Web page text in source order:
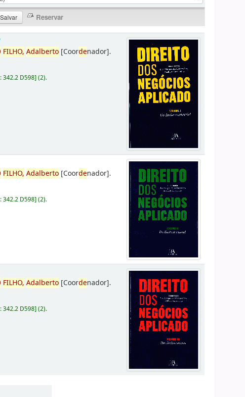
FILHO, Adalberto [Coordenador].
342.2 D598](2).
FILHO, Adalberto [Coordenador].
342.2 D598](2).
FILHO, Adalberto [Coordenador].
342.2 D598](2).